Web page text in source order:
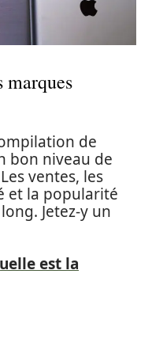
de
bon niveau de
ventes, les
et la popularité
Jetez-y un
est la